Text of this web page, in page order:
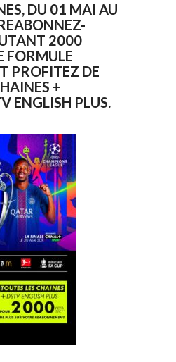
DU 01 MAI AU
2000
FORMULE
PROFITEZ DE
+
ENGLISH PLUS.